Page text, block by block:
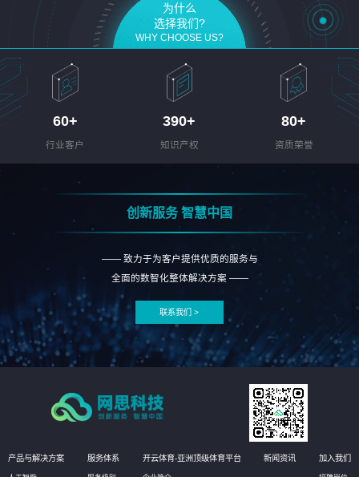
为什么
选择我们?
WHY CHOOSE US?
60+
行业客户
390+
知识产权
80+
资质荣誉
创新服务 智慧中国
—— 致力于为客户提供优质的服务与
全面的数智化整体解决方案 ——
联系我们 >
产品与解决方案 服务体系 开云体育-亚洲顶级体育平台 新闻资讯 加入我们